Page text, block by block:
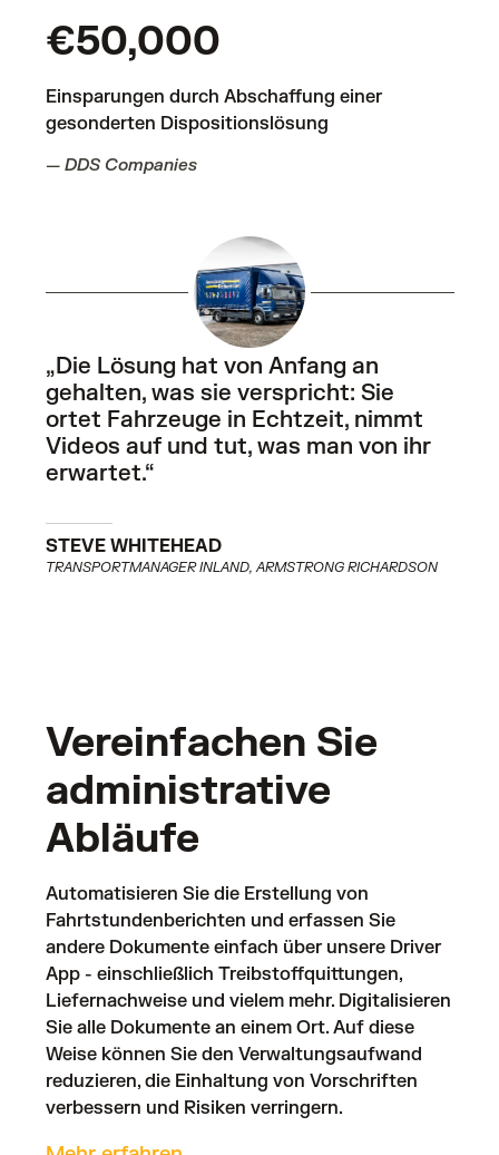
€50,000
Einsparungen durch Abschaffung einer
gesonderten Dispositionslösung
— DDS Companies
„Die Lösung hat von Anfang an
gehalten, was sie verspricht: Sie
ortet Fahrzeuge in Echtzeit, nimmt
Videos auf und tut, was man von ihr
erwartet.“
STEVE WHITEHEAD
TRANSPORTMANAGER INLAND, ARMSTRONG RICHARDSON
Vereinfachen Sie
administrative
Abläufe
Automatisieren Sie die Erstellung von
Fahrtstundenberichten und erfassen Sie
andere Dokumente einfach über unsere Driver
App - einschließlich Treibstoffquittungen,
Liefernachweise und vielem mehr. Digitalisieren
Sie alle Dokumente an einem Ort. Auf diese
Weise können Sie den Verwaltungsaufwand
reduzieren, die Einhaltung von Vorschriften
verbessern und Risiken verringern.